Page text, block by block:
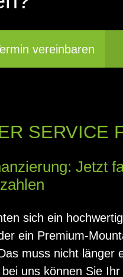
vereinbaren
SERVICE
Jetzt
sich ein
ein Premium-
muss nicht länger
bei uns können Sie